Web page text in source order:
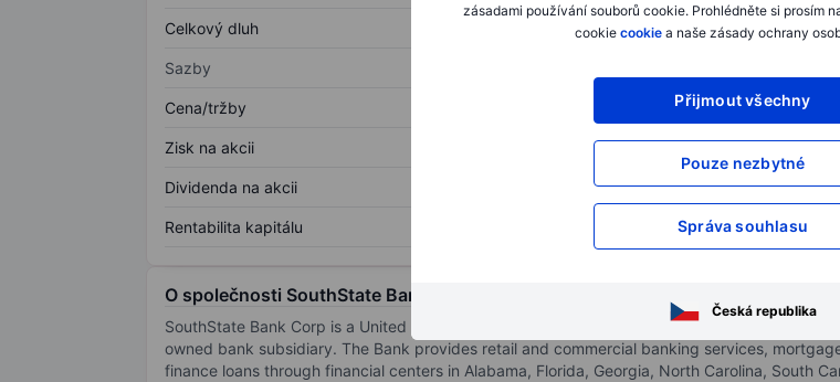
zásadami používání souborů cookie. Prohlédněte si prosím
cookie cookie a naše zásady ochrany
Přijmout všechny
Pouze nezbytné
Správa souhlasu
Česká republika
Celkový dluh XXXXXXX
Sazby
Cena/tržby XXXXXXX
Zisk na akcii XXXXXXX
Dividenda na akcii XXXXXXX
Rentabilita kapitálu XXXXXXX
Otevřete si účeta
O společnosti SouthState Bank Corp.
SouthState Bank Corp is a United States-based bank holding company. It provides a wide
owned bank subsidiary. The Bank provides retail and commercial banking services,
finance loans through financial centers in Alabama, Florida, Georgia, North Carolina, South